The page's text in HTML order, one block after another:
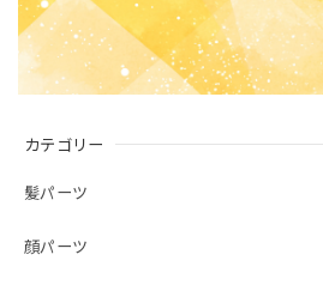
カテゴリー
髪パーツ
顔パーツ